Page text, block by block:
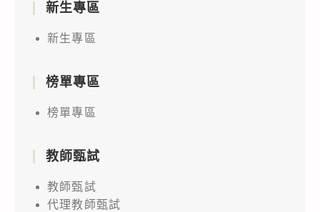
新生專區
新生專區
榜單專區
榜單專區
教師甄試
教師甄試
代理教師甄試